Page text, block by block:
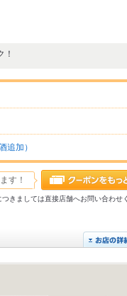
！
追加）
す！
きましては直接店舗へお問い合わせ